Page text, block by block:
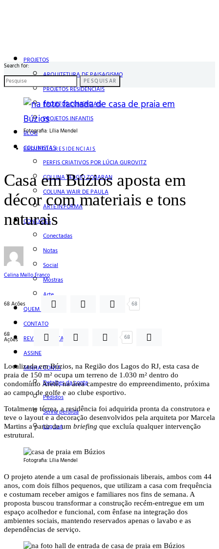
PROJETOS
ARQUITETURA DE PAISAGISMO
PROJETOS RESIDENCIAIS
PROJETOS COMERCIAIS
PROJETOS INFANTIS
BLOG
COLUNISTAS
PERFIS CRIATIVOS POR LÚCIA GUROVITZ
COLUNA SERGIO ZOBARAN
COLUNA WAIR DE PAULA
ARTE.IN.FORMA
CONEXÕES
Conectadas
Notas
Social
Mostras
Arte
QUEM SOMOS
CONTATO
REVISTA DIGITAL
ASSINE
MINHA CONTA
Detalhes da conta
Pedidos
Senha perdida
Log out
Search for:
PESQUISAR
Fotografia: Lília Mendel
PROJETOS RESIDENCIAIS
Casa em Búzios aposta em
décor com materiais e tons
naturais
Celina Mello Franco
68 Ações 68
68
Ações 68
Localizada em Búzios, na Região dos Lagos do RJ, esta casa de
praia de 150 m² ocupa um terreno de 1.030 m² dentro do
condomínio Aretê, na área campestre do empreendimento, próxima
ao campo de golfe e ao clube esportivo.
Totalmente térrea, a residência foi adquirida pronta da construtora e
teve o layout e a decoração desenvolvidos pela arquiteta por Marcela
Martins a partir de um briefing que excluía qualquer intervenção
estrutural.
Fotografia: Lília Mendel
O projeto atende a um casal de profissionais liberais, ambos com 44
anos, com dois filhos pequenos, que utilizam a casa com frequência
e costumam receber amigos e familiares nos fins de semana. A
proposta buscou transformar a construção recém-entregue em um
espaço acolhedor e funcional, com ênfase na integração dos
ambientes sociais, mantendo reservados apenas o lavabo e as
dependências de serviço.